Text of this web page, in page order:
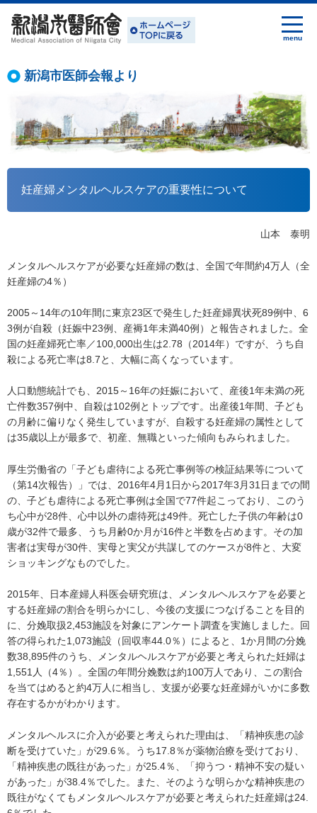
新潟市医師会報より
妊産婦メンタルヘルスケアの重要性について
山本 泰明
メンタルヘルスケアが必要な妊産婦の数は、全国で年間約4万人（全
妊産婦の4％）
2005～14年の10年間に東京23区で発生した妊産婦異状死89例中、6
3例が自殺（妊娠中23例、産褥1年未満40例）と報告されました。全
国の妊産婦死亡率／100,000出生は2.78（2014年）ですが、うち自
殺による死亡率は8.7と、大幅に高くなっています。
人口動態統計でも、2015～16年の妊娠において、産後1年未満の死
亡件数357例中、自殺は102例とトップです。出産後1年間、子ども
の月齢に偏りなく発生していますが、自殺する妊産婦の属性として
は35歳以上が最多で、初産、無職といった傾向もみられました。
厚生労働省の「子ども虐待による死亡事例等の検証結果等について
（第14次報告）」では、2016年4月1日から2017年3月31日までの間
の、子ども虐待による死亡事例は全国で77件起こっており、このう
ち心中が28件、心中以外の虐待死は49件。死亡した子供の年齢は0
歳が32件で最多、うち月齢0か月が16件と半数を占めます。その加
害者は実母が30件、実母と実父が共謀してのケースが8件と、大変
ショッキングなものでした。
2015年、日本産婦人科医会研究班は、メンタルヘルスケアを必要と
する妊産婦の割合を明らかにし、今後の支援につなげることを目的
に、分娩取扱2,453施設を対象にアンケート調査を実施しました。回
答の得られた1,073施設（回収率44.0％）によると、1か月間の分娩
数38,895件のうち、メンタルヘルスケアが必要と考えられた妊婦は
1,551人（4％）。全国の年間分娩数は約100万人であり、この割合
を当てはめると約4万人に相当し、支援が必要な妊産婦がいかに多数
存在するかがわかります。
メンタルヘルスに介入が必要と考えられた理由は、「精神疾患の診
断を受けていた」が29.6％。うち17.8％が薬物治療を受けており、
「精神疾患の既往があった」が25.4％、「抑うつ・精神不安の疑い
があった」が38.4％でした。また、そのような明らかな精神疾患の
既往がなくてもメンタルヘルスケアが必要と考えられた妊産婦は24.